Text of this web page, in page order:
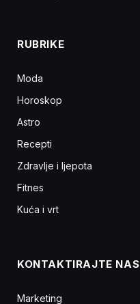
RUBRIKE
Moda
Horoskop
Astro
Recepti
Zdravlje i ljepota
Fitnes
Kuća i vrt
KONTAKTIRAJTE NAS
Marketing